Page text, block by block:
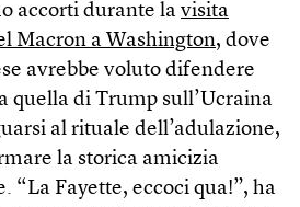
accorti durante la visita
Macron a Washington, dove
avrebbe voluto difendere
quella di Trump sull’Ucraina
al rituale dell’adulazione,
la storica amicizia
“La Fayette, eccoci qua!”, ha